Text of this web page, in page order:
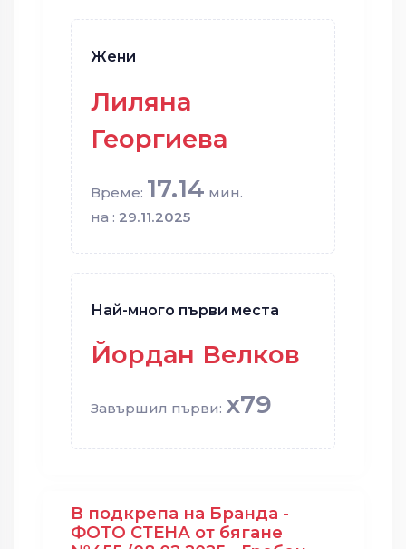
Жени
Лиляна
Георгиева
Време: 17.14 мин.
на : 29.11.2025
Най-много първи места
Йордан Велков
Завършил първи: x79
В подкрепа на Бранда -
ФОТО СТЕНА от бягане